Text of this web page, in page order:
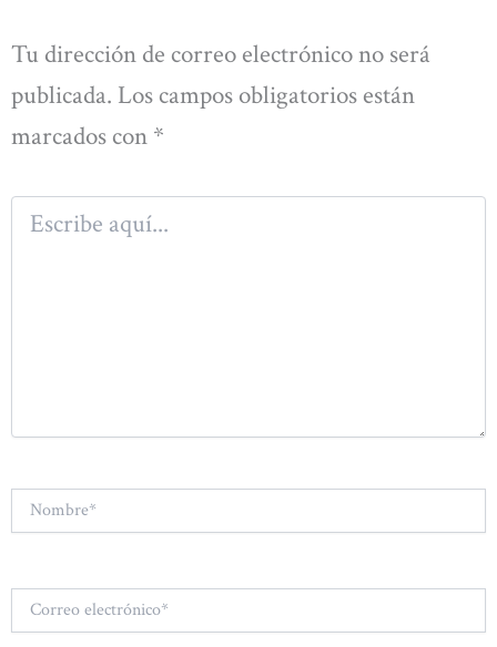
Tu dirección de correo electrónico no será
publicada. Los campos obligatorios están
marcados con *
Escribe
aquí...
Nombre*
electrónico*